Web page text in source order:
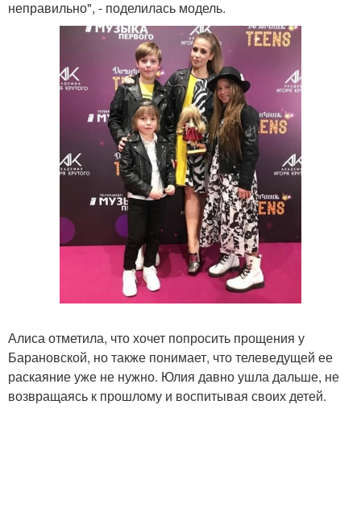
неправильно", - поделилась модель.
Алиса отметила, что хочет попросить прощения у
Барановской, но также понимает, что телеведущей ее
раскаяние уже не нужно. Юлия давно ушла дальше, не
возвращаясь к прошлому и воспитывая своих детей.